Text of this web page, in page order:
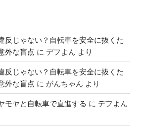
反じゃない？自転車を安全に抜くた
外な盲点 に デフよん より
反じゃない？自転車を安全に抜くた
外な盲点 に がんちゃん より
モヤと自転車で直進する に デフよん